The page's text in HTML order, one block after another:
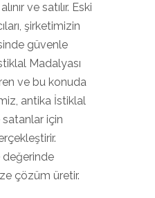
ve satılır. Eski
şirketimizin
güvenle
Madalyası
ve bu konuda
antika İstiklal
satanlar için
değerinde
çözüm üretir.